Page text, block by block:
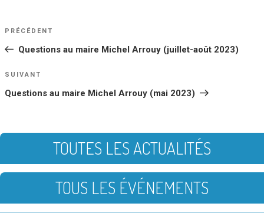
NAVIGATION
DE
Article
PRÉCÉDENT
Questions au maire Michel Arrouy (juillet-août 2023)
Article
SUIVANT
Questions au maire Michel Arrouy (mai 2023)
TOUTES LES ACTUALITÉS
TOUS LES ÉVÉNEMENTS